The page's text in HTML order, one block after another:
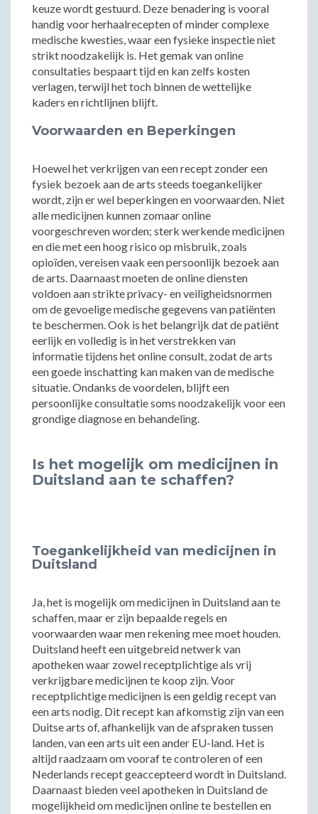
keuze wordt gestuurd. Deze benadering is vooral
handig voor herhaalrecepten of minder complexe
medische kwesties, waar een fysieke inspectie niet
strikt noodzakelijk is. Het gemak van online
consultaties bespaart tijd en kan zelfs kosten
verlagen, terwijl het toch binnen de wettelijke
kaders en richtlijnen blijft.
Voorwaarden en Beperkingen
Hoewel het verkrijgen van een recept zonder een
fysiek bezoek aan de arts steeds toegankelijker
wordt, zijn er wel beperkingen en voorwaarden. Niet
alle medicijnen kunnen zomaar online
voorgeschreven worden; sterk werkende medicijnen
en die met een hoog risico op misbruik, zoals
opioïden, vereisen vaak een persoonlijk bezoek aan
de arts. Daarnaast moeten de online diensten
voldoen aan strikte privacy- en veiligheidsnormen
om de gevoelige medische gegevens van patiënten
te beschermen. Ook is het belangrijk dat de patiënt
eerlijk en volledig is in het verstrekken van
informatie tijdens het online consult, zodat de arts
een goede inschatting kan maken van de medische
situatie. Ondanks de voordelen, blijft een
persoonlijke consultatie soms noodzakelijk voor een
grondige diagnose en behandeling.
Is het mogelijk om medicijnen in
Duitsland aan te schaffen?
Toegankelijkheid van medicijnen in
Duitsland
Ja, het is mogelijk om medicijnen in Duitsland aan te
schaffen, maar er zijn bepaalde regels en
voorwaarden waar men rekening mee moet houden.
Duitsland heeft een uitgebreid netwerk van
apotheken waar zowel receptplichtige als vrij
verkrijgbare medicijnen te koop zijn. Voor
receptplichtige medicijnen is een geldig recept van
een arts nodig. Dit recept kan afkomstig zijn van een
Duitse arts of, afhankelijk van de afspraken tussen
landen, van een arts uit een ander EU-land. Het is
altijd raadzaam om vooraf te controleren of een
Nederlands recept geaccepteerd wordt in Duitsland.
Daarnaast bieden veel apotheken in Duitsland de
mogelijkheid om medicijnen online te bestellen en